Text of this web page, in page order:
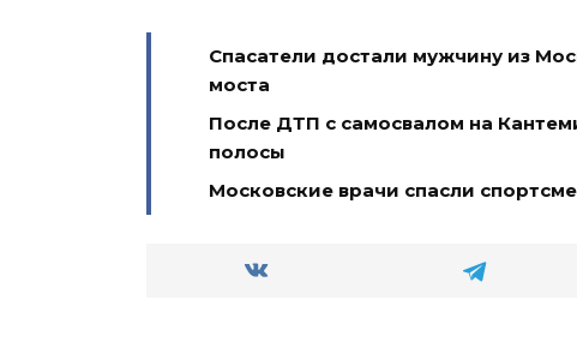
Спасатели достали мужчину из
моста
После ДТП с самосвалом на
полосы
Московские врачи спасли